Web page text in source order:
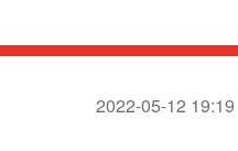
2022-05-12 19:19